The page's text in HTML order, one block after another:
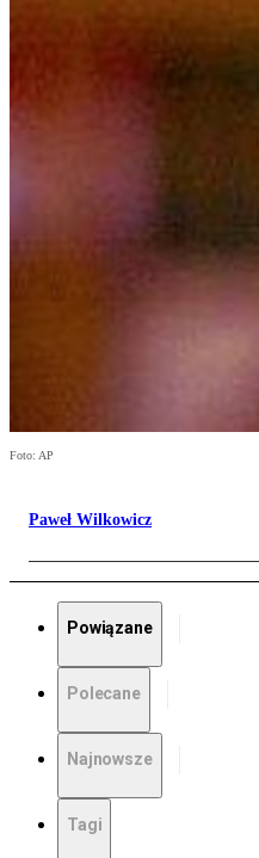
Foto: AP
Paweł Wilkowicz
Powiązane
Polecane
Najnowsze
Tagi